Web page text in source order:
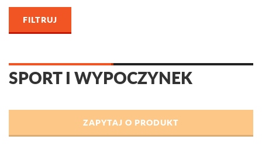
SPORT I WYPOCZYNEK